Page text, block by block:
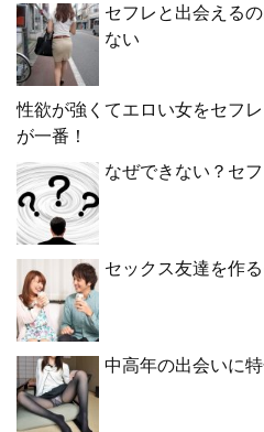
セフレと出会える
ない
性欲が強くてエロい女をセフ
が一番！
なぜできない？セ
セックス友達を作る
中高年の出会いに